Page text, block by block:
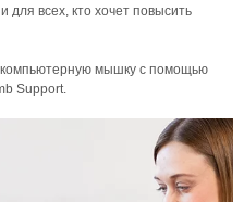
всех, кто хочет повысить
мышку с помощью
Support.